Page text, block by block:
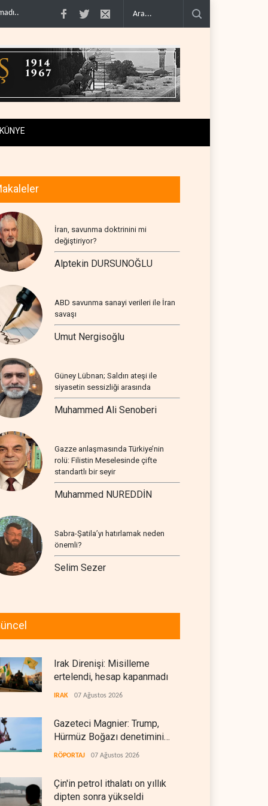
doğru.. Çin'in petrol ithalatı on yıllık dipten sonra yükseldi..
KÜNYE
İran, savunma doktrinini mi
değiştiriyor?
Alptekin DURSUNOĞLU
ABD savunma sanayi verileri ile İran
savaşı
Umut Nergisoğlu
Güney Lübnan; Saldırı ateşi ile
siyasetin sessizliği arasında
Muhammed Ali Senoberi
Gazze anlaşmasında Türkiye’nin
rolü: Filistin Meselesinde çifte
standartlı bir seyir
Muhammed NUREDDİN
Sabra-Şatila’yı hatırlamak neden
önemli?
Selim Sezer
Irak Direnişi: Misilleme
ertelendi, hesap kapanmadı
IRAK 07 Ağustos 2026
Gazeteci Magnier: Trump,
Hürmüz Boğazı denetimini
doğrudan İran ve Umman'a
RÖPORTAJ 07 Ağustos 2026
Çin'in petrol ithalatı on yıllık
dipten sonra yükseldi